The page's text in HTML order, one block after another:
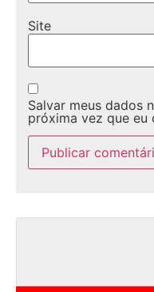
Site
Salvar meus dados
próxima vez que eu